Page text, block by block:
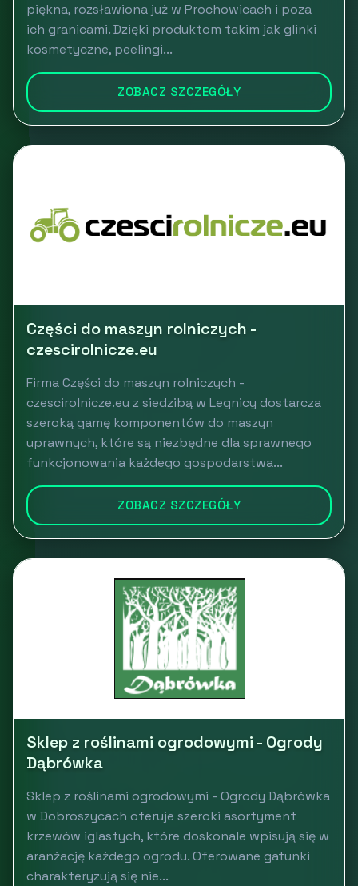
piękna, rozsławiona już w Prochowicach i poza
ich granicami. Dzięki produktom takim jak glinki
kosmetyczne, peelingi...
ZOBACZ SZCZEGÓŁY
Części do maszyn rolniczych -
czescirolnicze.eu
Firma Części do maszyn rolniczych -
czescirolnicze.eu z siedzibą w Legnicy dostarcza
szeroką gamę komponentów do maszyn
uprawnych, które są niezbędne dla sprawnego
funkcjonowania każdego gospodarstwa...
ZOBACZ SZCZEGÓŁY
Sklep z roślinami ogrodowymi - Ogrody
Dąbrówka
Sklep z roślinami ogrodowymi - Ogrody Dąbrówka
w Dobroszycach oferuje szeroki asortyment
krzewów iglastych, które doskonale wpisują się w
aranżację każdego ogrodu. Oferowane gatunki
charakteryzują się nie...